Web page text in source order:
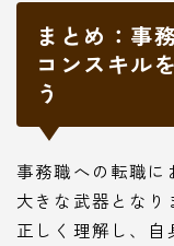
まとめ：事
コンスキル
う
事務職への転職に
大きな武器となり
正しく理解し、自